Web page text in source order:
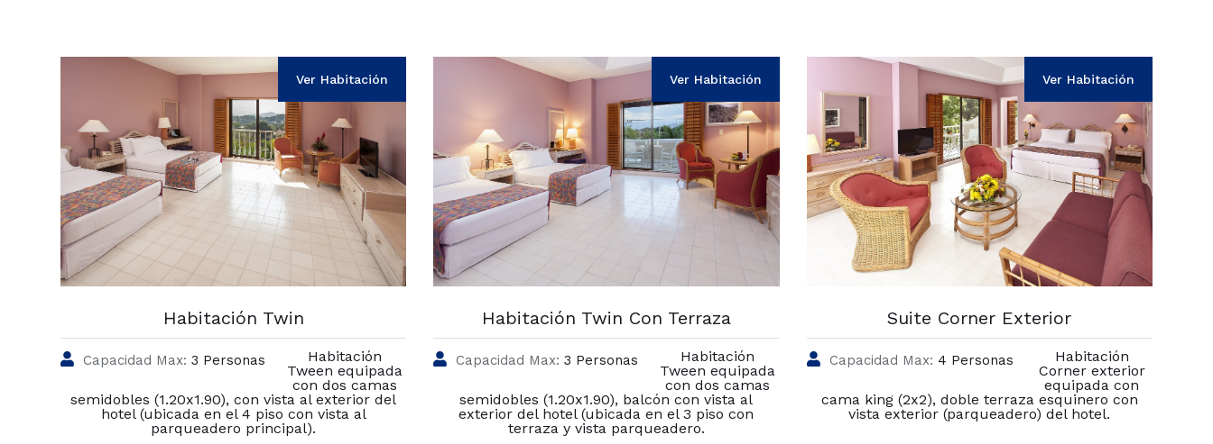
Ver Habitación
Habitación Twin
Capacidad Max: 3 Personas
Habitación
Tween equipada
con dos camas
semidobles (1.20x1.90), con vista al exterior del
hotel (ubicada en el 4 piso con vista al
parqueadero principal).
Ver Habitación
Habitación Twin Con Terraza
Capacidad Max: 3 Personas
Habitación
Tween equipada
con dos camas
semidobles (1.20x1.90), balcón con vista al
exterior del hotel (ubicada en el 3 piso con
terraza y vista parqueadero.
Ver Habitación
Suite Corner Exterior
Capacidad Max: 4 Personas
Habitación
Corner exterior
equipada con
cama king (2x2), doble terraza esquinero con
vista exterior (parqueadero) del hotel.